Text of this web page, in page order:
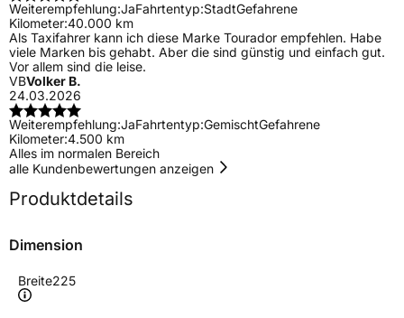
Weiterempfehlung:JaFahrtentyp:StadtGefahrene
Kilometer:40.000 km
Als Taxifahrer kann ich diese Marke Tourador empfehlen. Habe
viele Marken bis gehabt. Aber die sind günstig und einfach gut.
Vor allem sind die leise.
VBVolker B.
24.03.2026
Weiterempfehlung:JaFahrtentyp:GemischtGefahrene
Kilometer:4.500 km
Alles im normalen Bereich
alle Kundenbewertungen anzeigen
Produktdetails
Dimension
Breite225